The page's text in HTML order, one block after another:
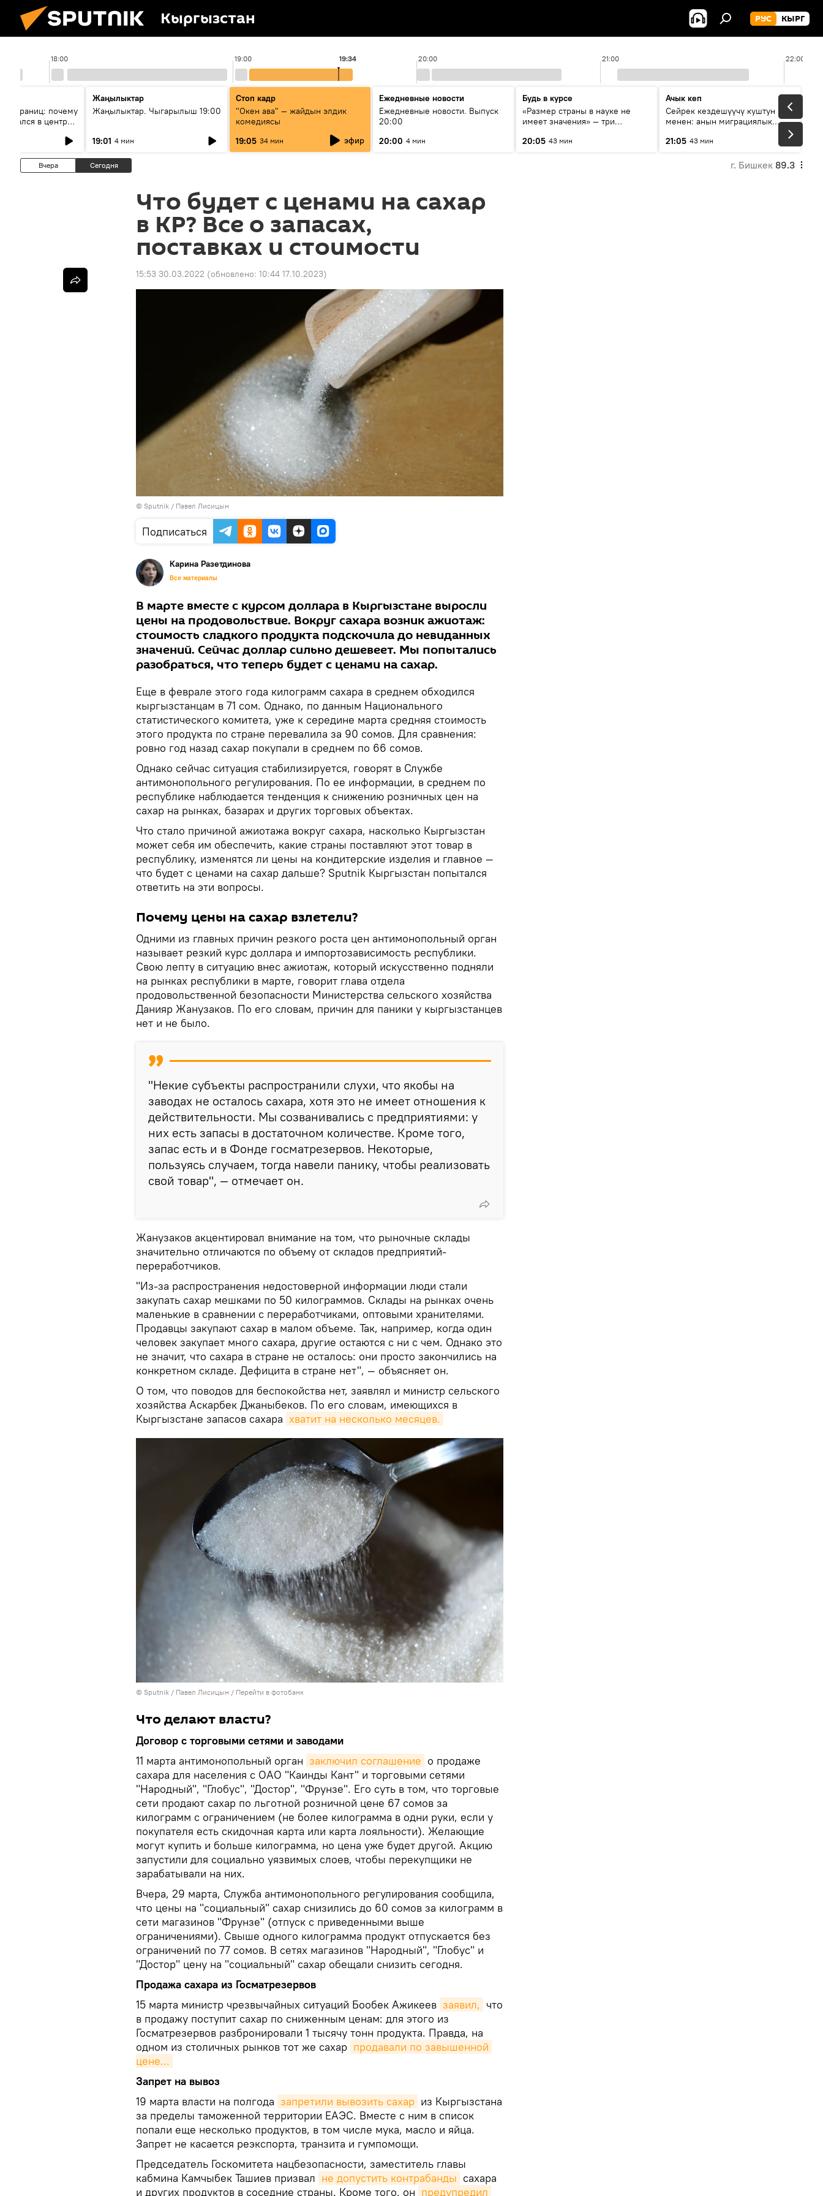
Кыргызстан РУС КЫРГ
18:00 19:00 20:00 21:00 22:00
19:34
границ: почему
в центре
Жаңылыктар
Жаңылыктар. Чыгарылыш 19:00
19:01 4 мин
Стоп кадр
"Окен ава" — жайдын элдик
комедиясы
19:05 34 мин эфир
Ежедневные новости
Ежедневные новости. Выпуск
20:00
20:00 4 мин
Будь в курсе
«Размер страны в науке не
имеет значения» — три
России и Кыргызстана в
20:05 43 мин
Ачык кеп
Сейрек кездешүүчү куштун изи
менен: анын миграциялык
21:05 43 мин
Вчера Сегодня г. Бишкек 89.3
Что будет с ценами на сахар
в КР? Все о запасах,
поставках и стоимости
15:53 30.03.2022 (обновлено: 10:44 17.10.2023)
© Sputnik / Павел Лисицын
Подписаться
Карина Разетдинова
Все материалы
В марте вместе с курсом доллара в Кыргызстане выросли
цены на продовольствие. Вокруг сахара возник ажиотаж:
стоимость сладкого продукта подскочила до невиданных
значений. Сейчас доллар сильно дешевеет. Мы попытались
разобраться, что теперь будет с ценами на сахар.
Еще в феврале этого года килограмм сахара в среднем обходился
кыргызстанцам в 71 сом. Однако, по данным Национального
статистического комитета, уже к середине марта средняя стоимость
этого продукта по стране перевалила за 90 сомов. Для сравнения:
ровно год назад сахар покупали в среднем по 66 сомов.
Однако сейчас ситуация стабилизируется, говорят в Службе
антимонопольного регулирования. По ее информации, в среднем по
республике наблюдается тенденция к снижению розничных цен на
сахар на рынках, базарах и других торговых объектах.
Что стало причиной ажиотажа вокруг сахара, насколько Кыргызстан
может себя им обеспечить, какие страны поставляют этот товар в
республику, изменятся ли цены на кондитерские изделия и главное —
что будет с ценами на сахар дальше? Sputnik Кыргызстан попытался
ответить на эти вопросы.
Почему цены на сахар взлетели?
Одними из главных причин резкого роста цен антимонопольный орган
называет резкий курс доллара и импортозависимость республики.
Свою лепту в ситуацию внес ажиотаж, который искусственно подняли
на рынках республики в марте, говорит глава отдела
продовольственной безопасности Министерства сельского хозяйства
Данияр Жанузаков. По его словам, причин для паники у кыргызстанцев
нет и не было.
"Некие субъекты распространили слухи, что якобы на
заводах не осталось сахара, хотя это не имеет отношения к
действительности. Мы созванивались с предприятиями: у
них есть запасы в достаточном количестве. Кроме того,
запас есть и в Фонде госматрезервов. Некоторые,
пользуясь случаем, тогда навели панику, чтобы реализовать
свой товар", — отмечает он.
Жанузаков акцентировал внимание на том, что рыночные склады
значительно отличаются по объему от складов предприятий-
переработчиков.
"Из-за распространения недостоверной информации люди стали
закупать сахар мешками по 50 килограммов. Склады на рынках очень
маленькие в сравнении с переработчиками, оптовыми хранителями.
Продавцы закупают сахар в малом объеме. Так, например, когда один
человек закупает много сахара, другие остаются с ни с чем. Однако это
не значит, что сахара в стране не осталось: они просто закончились на
конкретном складе. Дефицита в стране нет", — объясняет он.
О том, что поводов для беспокойства нет, заявлял и министр сельского
хозяйства Аскарбек Джаныбеков. По его словам, имеющихся в
Кыргызстане запасов сахара хватит на несколько месяцев.
© Sputnik / Павел Лисицын / Перейти в фотобанк
Что делают власти?
Договор с торговыми сетями и заводами
11 марта антимонопольный орган заключил соглашение о продаже
сахара для населения с ОАО "Каинды Кант" и торговыми сетями
"Народный", "Глобус", "Достор", "Фрунзе". Его суть в том, что торговые
сети продают сахар по льготной розничной цене 67 сомов за
килограмм с ограничением (не более килограмма в одни руки, если у
покупателя есть скидочная карта или карта лояльности). Желающие
могут купить и больше килограмма, но цена уже будет другой. Акцию
запустили для социально уязвимых слоев, чтобы перекупщики не
зарабатывали на них.
Вчера, 29 марта, Служба антимонопольного регулирования сообщила,
что цены на "социальный" сахар снизились до 60 сомов за килограмм в
сети магазинов "Фрунзе" (отпуск с приведенными выше
ограничениями). Свыше одного килограмма продукт отпускается без
ограничений по 77 сомов. В сетях магазинов "Народный", "Глобус" и
"Достор" цену на "социальный" сахар обещали снизить сегодня.
Продажа сахара из Госматрезервов
15 марта министр чрезвычайных ситуаций Бообек Ажикеев заявил, что
в продажу поступит сахар по сниженным ценам: для этого из
Госматрезервов разбронировали 1 тысячу тонн продукта. Правда, на
одном из столичных рынков тот же сахар продавали по завышенной
цене...
Запрет на вывоз
19 марта власти на полгода запретили вывозить сахар из Кыргызстана
за пределы таможенной территории ЕАЭС. Вместе с ним в список
попали еще несколько продуктов, в том числе мука, масло и яйца.
Запрет не касается реэкспорта, транзита и гумпомощи.
Председатель Госкомитета нацбезопасности, заместитель главы
кабмина Камчыбек Ташиев призвал не допустить контрабанды сахара
и других продуктов в соседние страны. Кроме того, он предупредил